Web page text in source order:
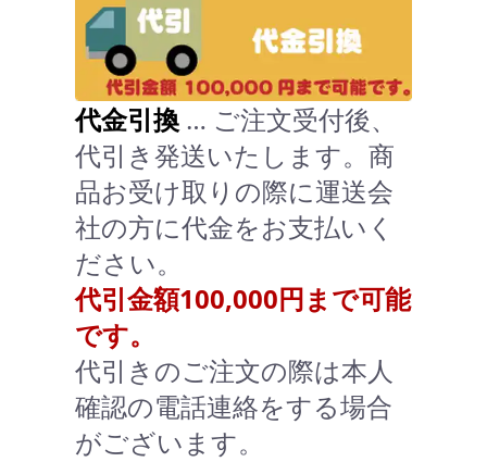
代金引換 … ご注文受付後、
代引き発送いたします。商
品お受け取りの際に運送会
社の方に代金をお支払いく
ださい。
代引金額100,000円まで可能
です。
代引きのご注文の際は本人
確認の電話連絡をする場合
がございます。